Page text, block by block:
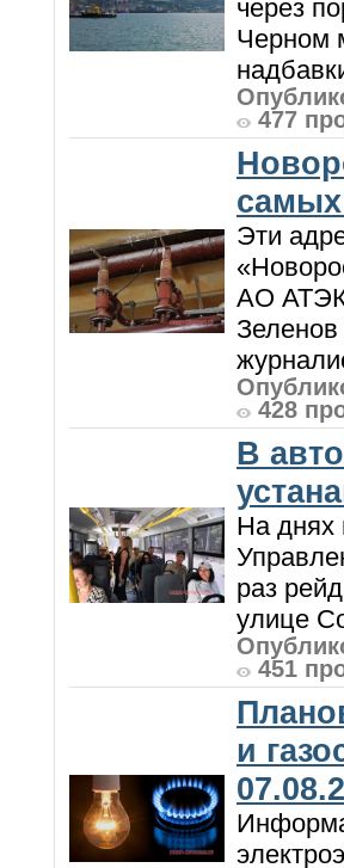
через
Черном
477
Эти
АО АТЭК
Зеленов
428
В
На днях
раз
улице
451
и